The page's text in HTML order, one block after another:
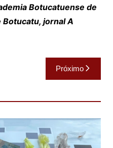
Botucatuense de
jornal A
Próximo